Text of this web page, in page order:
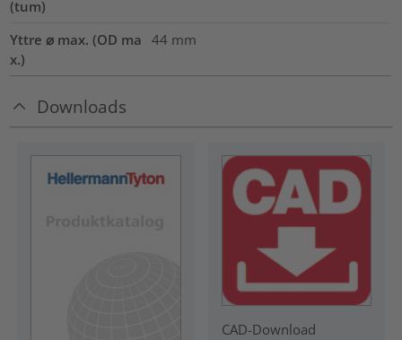
(tum)
Yttre ⌀ max. (OD ma
x.)
44 mm
Downloads
CAD-Download